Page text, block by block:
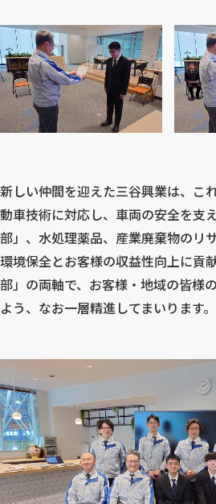
新しい仲間を迎えた三谷興業は、こ
動車技術に対応し、車両の安全を支
部」、水処理薬品、産業廃棄物のリ
環境保全とお客様の収益性向上に貢
部」の両軸で、お客様・地域の皆様
よう、なお一層精進してまいります。